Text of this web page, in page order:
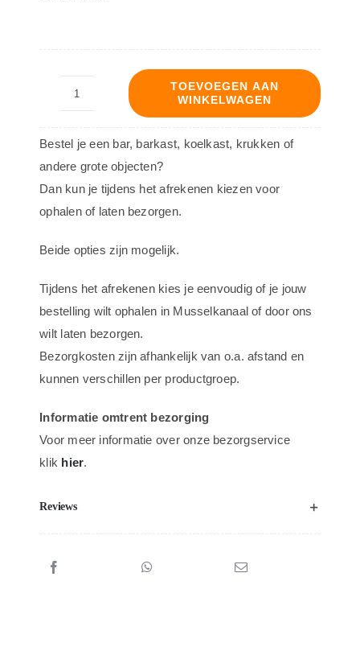
aantal
TOEVOEGEN AAN
WINKELWAGEN
Bestel je een bar, barkast, koelkast, krukken of
andere grote objecten?
Dan kun je tijdens het afrekenen kiezen voor
ophalen of laten bezorgen.
Beide opties zijn mogelijk.
Tijdens het afrekenen kies je eenvoudig of je jouw
bestelling wilt ophalen in Musselkanaal of door ons
wilt laten bezorgen.
Bezorgkosten zijn afhankelijk van o.a. afstand en
kunnen verschillen per productgroep.
Informatie omtrent bezorging
Voor meer informatie over onze bezorgservice
klik hier.
Reviews